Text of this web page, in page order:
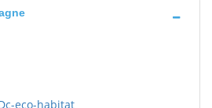
eco-habitat